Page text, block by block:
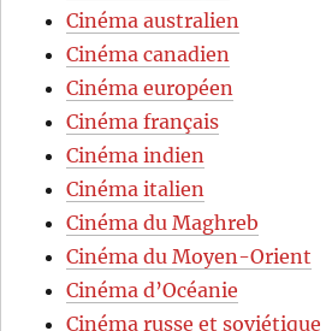
Cinéma australien
Cinéma canadien
Cinéma européen
Cinéma français
Cinéma indien
Cinéma italien
Cinéma du Maghreb
Cinéma du Moyen-Orient
Cinéma d’Océanie
Cinéma russe et soviétique